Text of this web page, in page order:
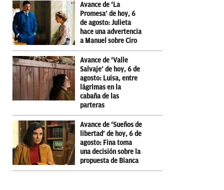
Avance de ‘La
Promesa’ de hoy, 6
de agosto: Julieta
hace una advertencia
a Manuel sobre Ciro
Avance de ‘Valle
Salvaje’ de hoy, 6 de
agosto: Luisa, entre
lágrimas en la
cabaña de las
parteras
Avance de ‘Sueños de
libertad’ de hoy, 6 de
agosto: Fina toma
una decisión sobre la
propuesta de Bianca